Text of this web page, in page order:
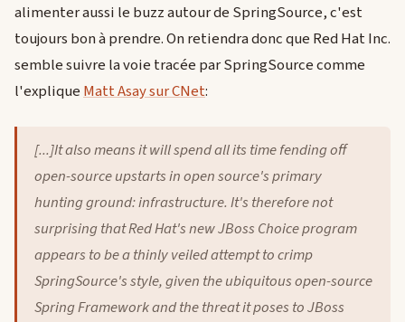
alimenter aussi le buzz autour de SpringSource, c'est
toujours bon à prendre. On retiendra donc que Red Hat Inc.
semble suivre la voie tracée par SpringSource comme
l'explique Matt Asay sur CNet:
[...]It also means it will spend all its time fending off
open-source upstarts in open source's primary
hunting ground: infrastructure. It's therefore not
surprising that Red Hat's new JBoss Choice program
appears to be a thinly veiled attempt to crimp
SpringSource's style, given the ubiquitous open-source
Spring Framework and the threat it poses to JBoss